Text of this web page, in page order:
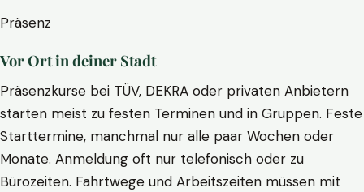
Präsenz
Vor Ort in deiner Stadt
Präsenzkurse bei TÜV, DEKRA oder privaten Anbietern
starten meist zu festen Terminen und in Gruppen. Feste
Starttermine, manchmal nur alle paar Wochen oder
Monate. Anmeldung oft nur telefonisch oder zu
Bürozeiten. Fahrtwege und Arbeitszeiten müssen mit